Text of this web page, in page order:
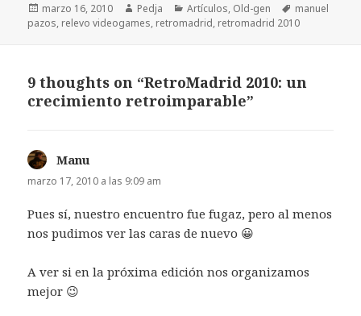
Publicado
el
marzo 16, 2010 Autor
Pedja Categorías
Artículos, Old-gen Etiquetas
manuel
pazos, relevo videogames, retromadrid, retromadrid 2010
9 thoughts on “RetroMadrid 2010: un
crecimiento retroimparable”
Manu
marzo 17, 2010 a las 9:09 am
Pues sí, nuestro encuentro fue fugaz, pero al menos
nos pudimos ver las caras de nuevo 😀
A ver si en la próxima edición nos organizamos
mejor 😉